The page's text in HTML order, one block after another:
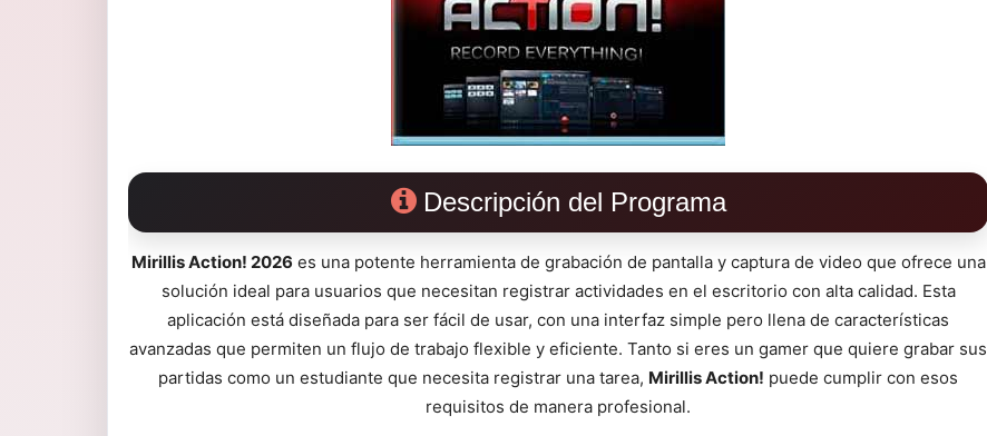
Descripción del Programa
Mirillis Action! 2026 es una potente herramienta de grabación de pantalla y captura de video que ofrece una
solución ideal para usuarios que necesitan registrar actividades en el escritorio con alta calidad. Esta
aplicación está diseñada para ser fácil de usar, con una interfaz simple pero llena de características
avanzadas que permiten un flujo de trabajo flexible y eficiente. Tanto si eres un gamer que quiere grabar sus
partidas como un estudiante que necesita registrar una tarea, Mirillis Action! puede cumplir con esos
requisitos de manera profesional.